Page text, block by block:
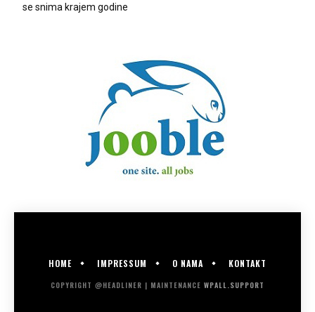
se snima krajem godine
HOME IMPRESSUM O NAMA KONTAKT
COPYRIGHT @HEADLINER | MAINTENANCE WPALL.SUPPORT